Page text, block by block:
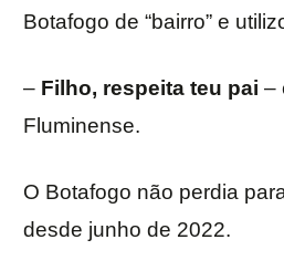
Botafogo de “bairro” e
– Filho, respeita teu pai –
Fluminense.
O Botafogo não perdia
desde junho de 2022.